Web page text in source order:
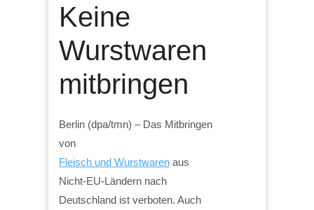
Keine
Wurstwaren
mitbringen
Berlin (dpa/tmn) – Das Mitbringen
von
Fleisch und Wurstwaren aus
Nicht-EU-Ländern nach
Deutschland ist verboten. Auch